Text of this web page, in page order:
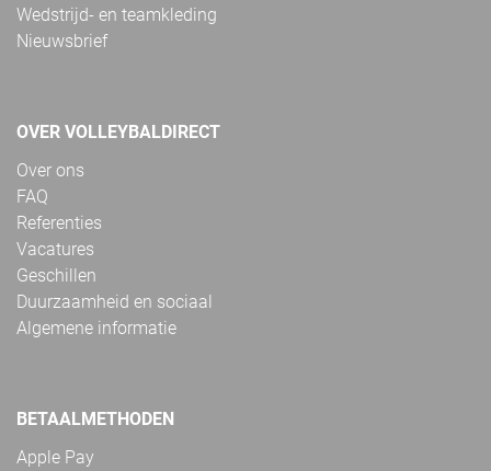
Wedstrijd- en teamkleding
Nieuwsbrief
OVER VOLLEYBALDIRECT
Over ons
FAQ
Referenties
Vacatures
Geschillen
Duurzaamheid en sociaal
Algemene informatie
BETAALMETHODEN
Apple Pay